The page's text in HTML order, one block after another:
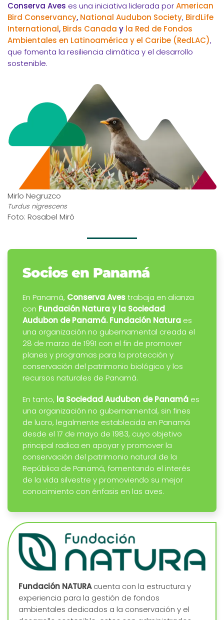
Conserva Aves es una iniciativa liderada porAmerican
Bird Conservancy, National Audubon Society, BirdLife
International, Birds Canada y la Red de Fondos
Ambientales en Latinoamérica y el Caribe (RedLAC),
que fomenta la resiliencia climática y el desarrollo
sostenible.
Mirlo Negruzco
Turdus nigrescens
Foto: Rosabel Miró
Socios en Panamá
En Panamá, Conserva Avestrabaja en alianza
con Fundación Naturay la Sociedad
Audubon de Panamá. Fundación Natura es
una organización no gubernamental creada el
28 de marzo de 1991 con el fin de promover
planes y programas para la protección y
conservación del patrimonio biológico y los
recursos naturales de Panamá.
En tanto, la Sociedad Audubon de Panamá es
una organización no gubernamental, sin fines
de lucro, legalmente establecida en Panamá
desde el 17 de mayo de 1983, cuyo objetivo
principal radica en apoyar y promover la
conservación del patrimonio natural de la
República de Panamá, fomentando el interés
de la vida silvestre y promoviendo su mejor
conocimiento con énfasis en las aves.
Fundación NATURAcuenta con la estructura y
experiencia para la gestión de fondos
ambientales dedicados a la conservación y el